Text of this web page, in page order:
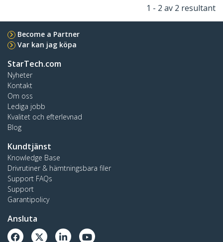
1 - 2 av 2 resultant
Become a Partner
Var kan jag köpa
StarTech.com
Nyheter
Kontakt
Om oss
Lediga jobb
Kvalitet och efterlevnad
Blog
Kundtjänst
Knowledge Base
Drivrutiner & hämtningsbara filer
Support FAQs
Support
Garantipolicy
Ansluta